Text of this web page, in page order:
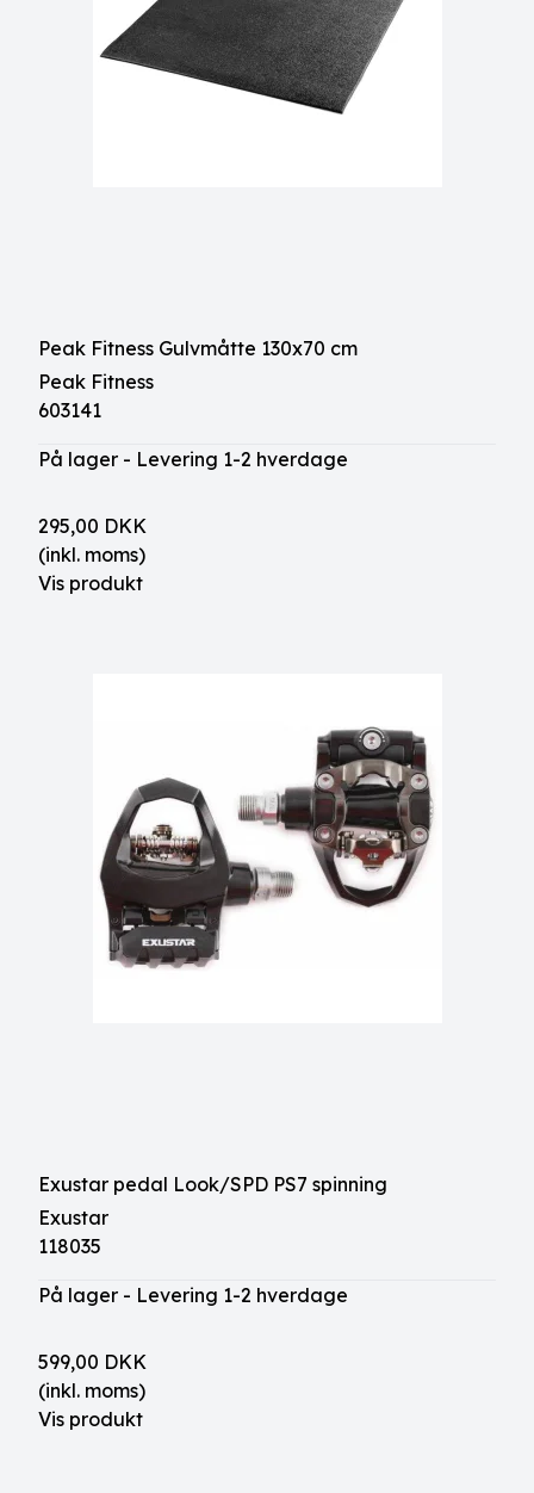
Peak Fitness Gulvmåtte 130x70 cm
Peak Fitness
603141
På lager - Levering 1-2 hverdage
295,00 DKK
(inkl. moms)
Vis produkt
Exustar pedal Look/SPD PS7 spinning
Exustar
118035
På lager - Levering 1-2 hverdage
599,00 DKK
(inkl. moms)
Vis produkt